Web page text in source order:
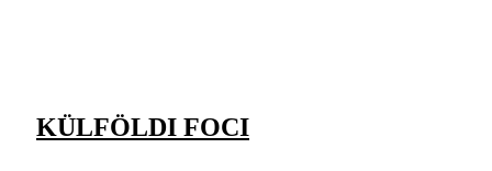
KÜLFÖLDI FOCI